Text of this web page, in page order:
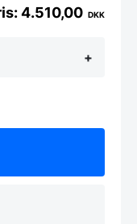
+
4.510,00 DKK